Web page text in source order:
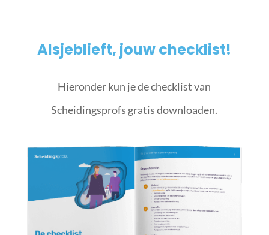
Alsjeblieft, jouw checklist!
Hieronder kun je de checklist van
Scheidingsprofs gratis downloaden.